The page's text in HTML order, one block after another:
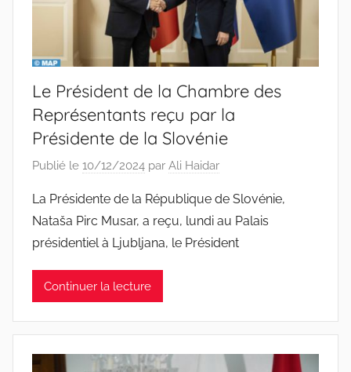
Le Président de la Chambre des
Représentants reçu par la
Présidente de la Slovénie
Publié le 10/12/2024 par Ali Haidar
La Présidente de la République de Slovénie,
Nataša Pirc Musar, a reçu, lundi au Palais
présidentiel à Ljubljana, le Président
Continuer la lecture